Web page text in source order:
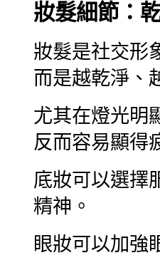
妝髮細節：
妝髮是社交形
而是越乾淨、
尤其在燈光明
反而容易顯得
底妝可以選擇
精神。
眼妝可以加強